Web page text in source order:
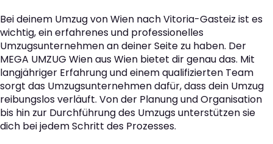
Bei deinem Umzug von Wien nach Vitoria-Gasteiz ist es
wichtig, ein erfahrenes und professionelles
Umzugsunternehmen an deiner Seite zu haben. Der
MEGA UMZUG Wien aus Wien bietet dir genau das. Mit
langjähriger Erfahrung und einem qualifizierten Team
sorgt das Umzugsunternehmen dafür, dass dein Umzug
reibungslos verläuft. Von der Planung und Organisation
bis hin zur Durchführung des Umzugs unterstützen sie
dich bei jedem Schritt des Prozesses.